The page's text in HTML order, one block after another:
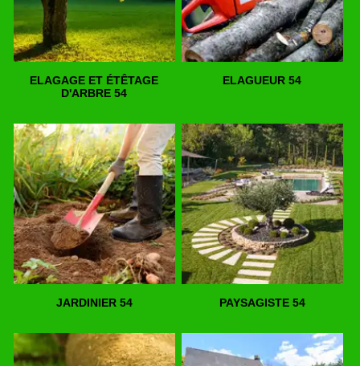
ELAGAGE ET ÉTÊTAGE
D'ARBRE 54
ELAGUEUR 54
JARDINIER 54 PAYSAGISTE 54